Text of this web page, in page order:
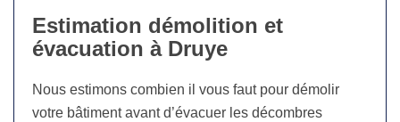
Estimation démolition et
évacuation à Druye
Nous estimons combien il vous faut pour démolir
votre bâtiment avant d’évacuer les décombres